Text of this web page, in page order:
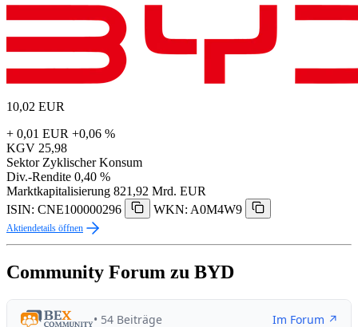
10,02 EUR
+ 0,01 EUR +0,06 %
KGV 25,98
Sektor Zyklischer Konsum
Div.-Rendite 0,40 %
Marktkapitalisierung 821,92 Mrd. EUR
ISIN: CNE100000296
WKN: A0M4W9
Aktiendetails öffnen
Community Forum zu BYD